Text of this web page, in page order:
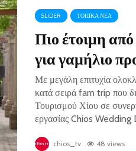
SLIDER ΤΟΠΙΚΑ ΝΕΑ
Πιο έτοιμη
για γαμήλιο
Με μεγάλη επιτυχία
κατά σειρά fam trip που
Τουρισμού Χίου σε
εργασίας Chios Wedding
chios_tv 48 views